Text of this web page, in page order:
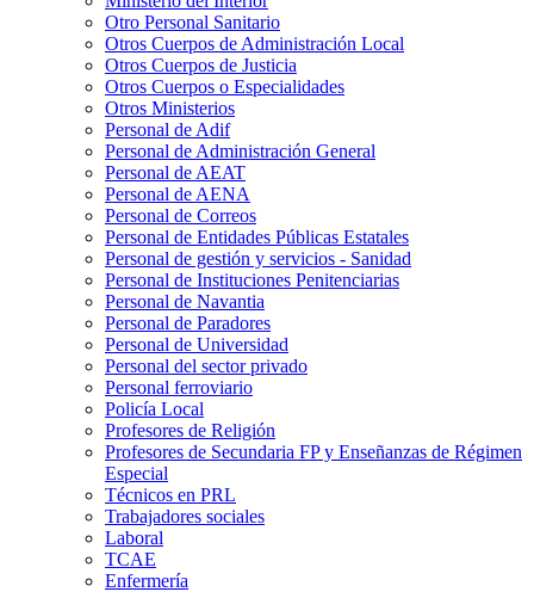
Otro Personal Sanitario
Otros Cuerpos de Administración Local
Otros Cuerpos de Justicia
Otros Cuerpos o Especialidades
Otros Ministerios
Personal de Adif
Personal de Administración General
Personal de AEAT
Personal de AENA
Personal de Correos
Personal de Entidades Públicas Estatales
Personal de gestión y servicios - Sanidad
Personal de Instituciones Penitenciarias
Personal de Navantia
Personal de Paradores
Personal de Universidad
Personal del sector privado
Personal ferroviario
Policía Local
Profesores de Religión
Profesores de Secundaria FP y Enseñanzas de Régimen
Especial
Técnicos en PRL
Trabajadores sociales
Laboral
TCAE
Enfermería